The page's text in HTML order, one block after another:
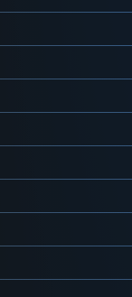
Contatti